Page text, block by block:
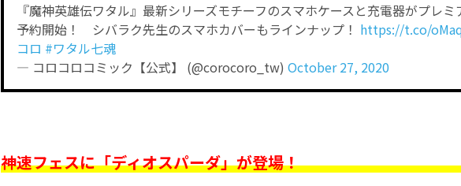
『魔神英雄伝ワタル』最新シリーズモチーフのスマホケースと充電器がプレ
予約開始！ シバラク先生のスマホカバーもラインナップ！ https://t.co/
コロ #ワタル七魂
— コロコロコミック【公式】 (@corocoro_tw) October 27, 2020
神速フェスに「ディオスパーダ」が登場！